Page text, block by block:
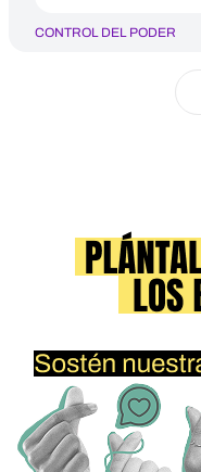
CONTROL DEL PODER